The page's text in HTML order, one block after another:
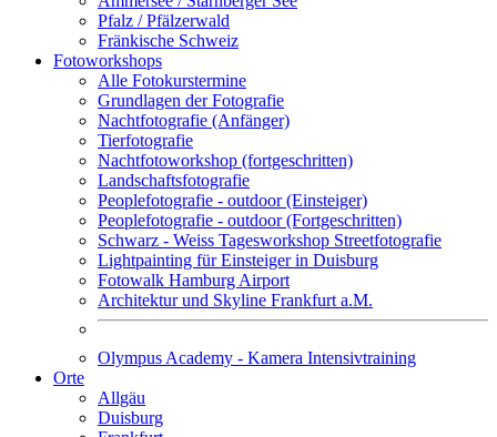
Pfalz / Pfälzerwald
Fränkische Schweiz
Fotoworkshops
Alle Fotokurstermine
Grundlagen der Fotografie
Nachtfotografie (Anfänger)
Tierfotografie
Nachtfotoworkshop (fortgeschritten)
Landschaftsfotografie
Peoplefotografie - outdoor (Einsteiger)
Peoplefotografie - outdoor (Fortgeschritten)
Schwarz - Weiss Tagesworkshop Streetfotografie
Lightpainting für Einsteiger in Duisburg
Fotowalk Hamburg Airport
Architektur und Skyline Frankfurt a.M.
Olympus Academy - Kamera Intensivtraining
Orte
Allgäu
Duisburg